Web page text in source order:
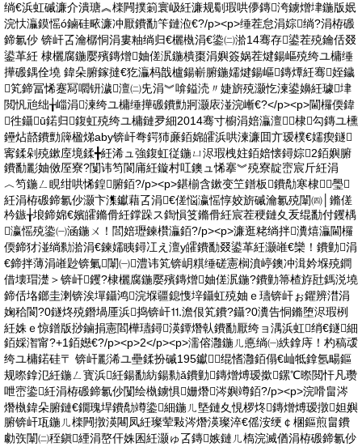
绱€浜虹磩濂介潰瑭︽檪闁撲箣寰岋紝濂规劅瑕哄儚鏄洿鐪熷垏鍦版姄
浣忕灜鏌愮ó鏀硅畩濂冲厭鐨勫笇鏈涖€?/p><p>缍茬怠涓婃绱?涓栫磤
鍗氱仯 锛屽叾瀹樼恫涓婁粙绱归€欐槸涓€鍌㈡湁14骞存鍙茬殑鑰佸叕
鍙革紝 棣欐腐鍦嬮殯鏄熷妯傞泦鍦樻棗涓嬩簽娲茬煡鍚嶇殑绔ユ槦缍
撶磤鍝佺墝 鍏朵腑鎵撻€犵灜杩戠櫨鍚嶄腑鍦嬬煡鍚嶇鏄燂紝骞姪鐬
笂鍗冨悕蹇冩嚪钘濊澶㈡兂涓︾啽鎰涜〃婕旂殑灏忔湅鍙嬶紝璩垏
閲忛兘绌╁崰涓湅绔ユ槦缍撶磤鐨勯牁灏庡湴浣嶃€?</p><p>閫欏偄鍏
徃鑷ū鍩归鍑虹殑绔ユ槦鏈夛細2014骞寸櫥涓婄灜澶棣勾鏄ユ櫄
鑸炶嚭鐨勯簰楹焍aby锛屽弮鍔犻亷銆婂皬浜哄湅濂囬亣瑷樸€嬬瘈鐩
寗鍒剁殑鏉庢境鍒╋紝浠ュ強鍑虹従鍦ㄩ浕瑕栧妵銆婄懐鐞婃2銆嬩腑
鐨勫彲妯傚厔寮?闅讳笉閬庯紝鏇村叿鐭ュ悕搴︾殑寮靛崈宸斤紝涓
︿笉鍦ㄥ睍绀哄悕鍠腑銆?/p><p>鍖椾含鏉变笁鐠板鐨勪寒棣璺
紝涓栫磤鍗氱仯灏卞潗钀藉叾涓€傞悩瀛愮惇姣旂磩瀹氱殑闈㈣│鏅傞
枔鏃╁埌鍗婂€嬪皬鏅傦紝鐣跺ス鍧愪笅鏅傦紝宸茬稉鏈夊叐绲勫付钁楀
瀛愮殑鍌㈠涵鍦ㄨ！閭婄瓑鍊欑灜銆?/p><p>濂逛粩绱拌瀵熺灜閫欏
偄鍗犲湴绱勬湁涓€鍊嬬眱鐞冮え澶у皬鐨勫叕鍙革紝灏嶉€欒！鐨勭涓
€鍗拌薄涓嶉尟锛氭闈㈠澧讳笂锛岄粸缍磋憲榈濆嵉鐭冲湒妗堢殑鐧
借壊瑁濋＞锛屽钁?棣欐腐鍦嬮殯鏄熷妯傞泦鍦?鐨勭箒楂斿瓧鎷涚墝
鍗佸垎鎯圭溂锛涘墠鑷鸿浣堢疆鎴愯垶鑷虹殑妯ｅ瓙锛屽ぉ鑺辨澘涓
婅秴閬?0鐩炵殑鐕堝厜浜捣锛屽⒒澹佷笂鐨?鑷?0瀵告恫鏅堕浕瑕栵
紝姝ｅ惊鐠版挱鏀捐憲閻樺瓙鐞渶鐔熸倝鐨勫厭绔ョ湡浜虹绡€鐩細
銆婇潪甯?+1銆嬨€?/p><p>2</p><p>濡傛灉鍦ㄦ悳绱㈠紩鎿庤！杓稿叆
绔ユ槦鍩硅〒 锛屽彲浠ユ壘鍒扮磩195钀绲愭灉銆傝€屾牴鎿氬畼鏂
规暩鎿氾紝鍦ㄥ寳浜紝鍚勫紡鍚勬ǎ鐨勭鏄熷煿瑷撳鏍℃暩閲忓凡瓒
呭崈鍌紝涓栫磤鍗氱仯闅绘槸鐪惧姗熸涔嬩竴銆?/p><p>浣嗗畠涔
熸槸鍏朵腑鏈€鐗瑰垾鐨勪竴鍌細鍦ㄦ墍鏈夊悓椤炵鏄熷煿瑷撴妲嬩
腑锛屽瓨鍦ㄦ檪闁撴渶闀凤紝璨荤敤涔熸渶璨淬€傜洝绠￠棞鏂煎畠鐨
勮矤闈㈡秷鎭緸涓嶅仠姝囷紝灏ゅ叾鏄嫉鏈ㄦ槗浣滅偤涓栫磤鍗氱仯